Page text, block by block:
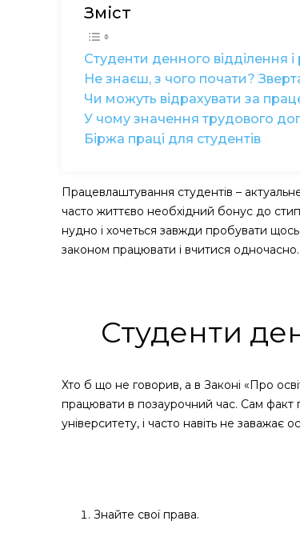
Зміст
Студенти денного відділення і
Не знаєш, з чого почати?
Чи можуть відрахувати за
У чому значення трудового
Біржа праці для студентів
Працевлаштування студентів –
часто життєво необхідний бонус до
нудно і хочеться завжди пробувати
законом працювати і вчитися одночасно.
Студенти
Хто б що не говорив, а в Законі «Про
працювати в позаурочний час. Сам факт
університету, і часто навіть не заважає
Знайте свої права.